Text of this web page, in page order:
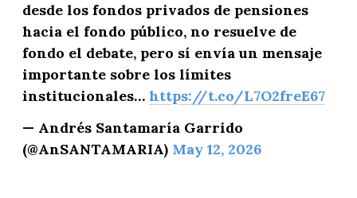
desde los fondos privados de pensiones
hacia el fondo público, no resuelve de
fondo el debate, pero sí envía un mensaje
importante sobre los límites
institucionales… https://t.co/L7O2freE67
— Andrés Santamaría Garrido
(@AnSANTAMARIA) May 12, 2026